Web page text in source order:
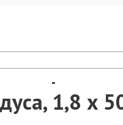
1,8 х